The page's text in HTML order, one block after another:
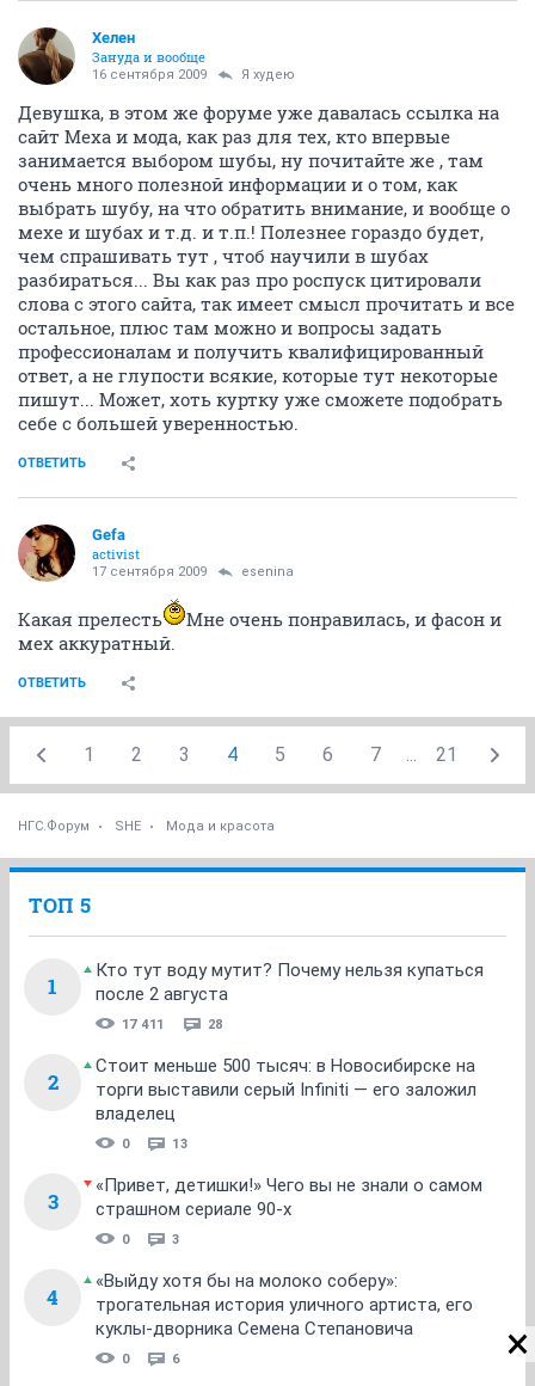
Хелен
Зануда и вообще
16 сентября 2009 Я худею
Девушка, в этом же форуме уже давалась ссылка на
сайт Меха и мода, как раз для тех, кто впервые
занимается выбором шубы, ну почитайте же , там
очень много полезной информации и о том, как
выбрать шубу, на что обратить внимание, и вообще о
мехе и шубах и т.д. и т.п.! Полезнее гораздо будет,
чем спрашивать тут , чтоб научили в шубах
разбираться... Вы как раз про роспуск цитировали
слова с этого сайта, так имеет смысл прочитать и все
остальное, плюс там можно и вопросы задать
профессионалам и получить квалифицированный
ответ, а не глупости всякие, которые тут некоторые
пишут... Может, хоть куртку уже сможете подобрать
себе с большей уверенностью.
ОТВЕТИТЬ
Gefa
activist
17 сентября 2009 esenina
Какая прелесть
Мне очень понравилась, и фасон и
мех аккуратный.
ОТВЕТИТЬ
1 2 3 4 5 6 7 21
НГС.Форум SHE Мода и красота
ТОП 5
1
Кто тут воду мутит? Почему нельзя купаться
после 2 августа
17 411 28
2
Стоит меньше 500 тысяч: в Новосибирске на
торги выставили серый Infiniti — его заложил
владелец
0 13
3
«Привет, детишки!» Чего вы не знали о самом
страшном сериале 90-х
0 3
4
«Выйду хотя бы на молоко соберу»:
трогательная история уличного артиста, его
куклы-дворника Семена Степановича
0 6